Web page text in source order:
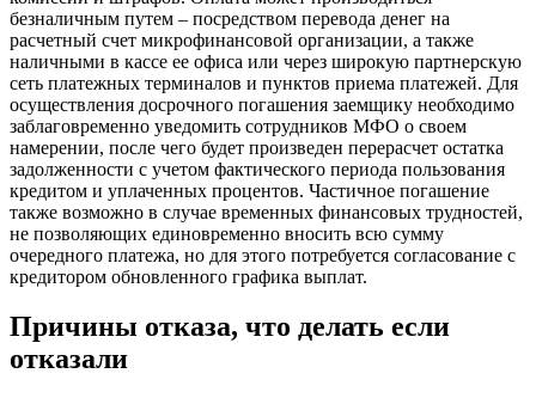
безналичным путем – посредством перевода денег на
расчетный счет микрофинансовой организации, а также
наличными в кассе ее офиса или через широкую партнерскую
сеть платежных терминалов и пунктов приема платежей. Для
осуществления досрочного погашения заемщику необходимо
заблаговременно уведомить сотрудников МФО о своем
намерении, после чего будет произведен перерасчет остатка
задолженности с учетом фактического периода пользования
кредитом и уплаченных процентов. Частичное погашение
также возможно в случае временных финансовых трудностей,
не позволяющих единовременно вносить всю сумму
очередного платежа, но для этого потребуется согласование с
кредитором обновленного графика выплат.
Причины отказа, что делать если
отказали